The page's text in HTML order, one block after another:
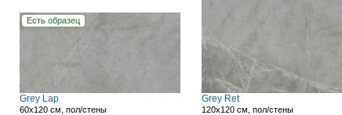
Есть образец
Grey Lap
60x120 см, пол/стены
Grey Ret
120x120 см, пол/стены